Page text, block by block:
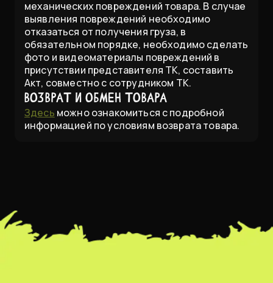
механических повреждений товара. В случае
выявления повреждений необходимо
отказаться от получения груза, в
обязательном порядке, необходимо сделать
фото и видеоматериалы повреждений в
присутствии представителя ТК, составить
Акт, совместно с сотрудником ТК.
Возврат и обмен товара
Здесь можно ознакомиться с подробной
информацией по условиям возврата товара.